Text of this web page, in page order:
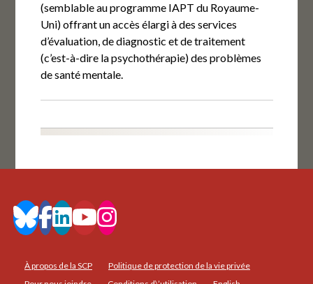
(semblable au programme IAPT du Royaume-
Uni) offrant un accès élargi à des services
d’évaluation, de diagnostic et de traitement
(c’est-à-dire la psychothérapie) des problèmes
de santé mentale.
À propos de la SCP
Politique de protection de la vie privée